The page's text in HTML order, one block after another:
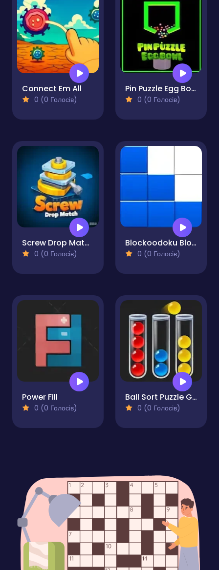
Connect Em All
0 (0 Голосів)
Pin Puzzle Egg Bowl
0 (0 Голосів)
Screw Drop Match
0 (0 Голосів)
Blockoodoku Block Puzzle
0 (0 Голосів)
Power Fill
0 (0 Голосів)
Ball Sort Puzzle Game
0 (0 Голосів)